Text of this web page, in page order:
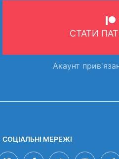
СТАТИ
Акаунт
СОЦІАЛЬНІ МЕРЕЖІ